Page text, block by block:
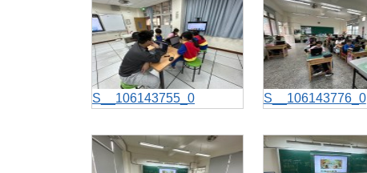
S__106143755_0 S__106143776_0